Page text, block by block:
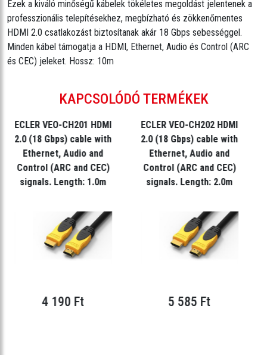
Ezek a kiváló minőségű kábelek tökéletes megoldást jelentenek a
professzionális telepítésekhez, megbízható és zökkenőmentes
HDMI 2.0 csatlakozást biztosítanak akár 18 Gbps sebességgel.
Minden kábel támogatja a HDMI, Ethernet, Audio és Control (ARC
és CEC) jeleket. Hossz: 10m
KAPCSOLÓDÓ TERMÉKEK
ECLER VEO-CH201 HDMI
2.0 (18 Gbps) cable with
Ethernet, Audio and
Control (ARC and CEC)
signals. Length: 1.0m
4 190 Ft
ECLER VEO-CH202 HDMI
2.0 (18 Gbps) cable with
Ethernet, Audio and
Control (ARC and CEC)
signals. Length: 2.0m
5 585 Ft